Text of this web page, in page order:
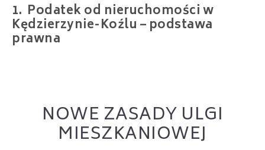
Podatek od nieruchomości w
Kędzierzynie-Koźlu – podstawa
prawna
NOWE ZASADY ULGI
MIESZKANIOWEJ